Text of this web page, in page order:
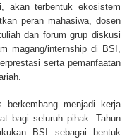
akan terbentuk ekosistem
peran mahasiwa, dosen
dan forum grup diskusi
magang/internship di BSI,
serta pemanfaatan
menjadi kerja
bagi seluruh pihak. Tahun
BSI sebagai bentuk